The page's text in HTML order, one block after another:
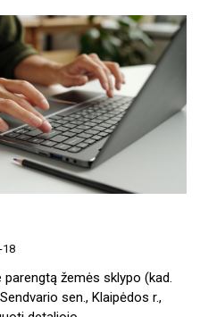
18
žemės sklypo (kad.
sen., Klaipėdos r.,